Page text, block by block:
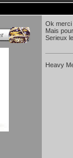
Ok merci
Mais
Serieux
Heavy